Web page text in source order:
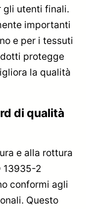
gli utenti finali.
importanti
e per i tessuti
protegge
la qualità
di qualità
e alla rottura
13935-2
conformi agli
Questo